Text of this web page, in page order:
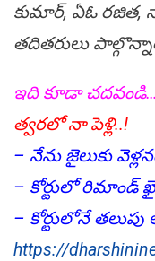
కుమార్, ఏఓ రజిత,
తదితరులు
ఇది కూడా చదవండి…
త్వరలో నా పెళ్లి..!
– నేను జైలుకు
– కోర్టులో
– కోర్టులోనే తలుపు
https://